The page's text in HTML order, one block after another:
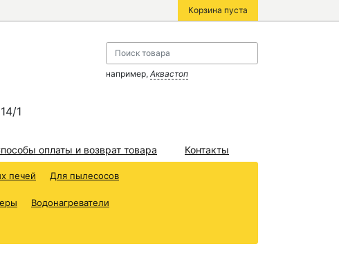
Корзина пуста
1
например, Аквастоп
оплаты и возврат товара Контакты
печей Для пылесосов
Водонагреватели